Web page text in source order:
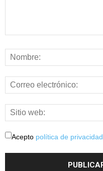
Acepto política de privacidad